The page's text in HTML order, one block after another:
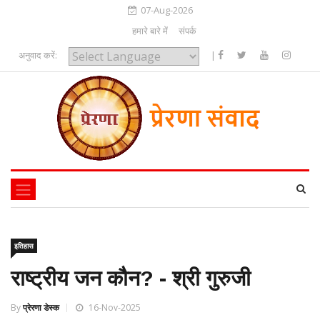
07-Aug-2026
हमारे बारे में
संपर्क
अनुवाद करें:
Powered by
|
इतिहास
राष्ट्रीय जन कौन? - श्री गुरुजी
Byप्रेरणा डेस्क 16-Nov-2025